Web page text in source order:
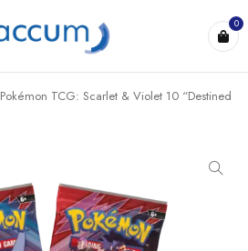
0
Pokémon TCG: Scarlet & Violet 10 “Destined